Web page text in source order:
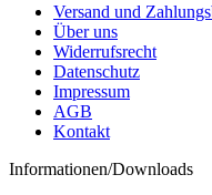
Versand und
Über uns
Widerrufsrecht
Datenschutz
Impressum
AGB
Kontakt
Informationen/Downloads